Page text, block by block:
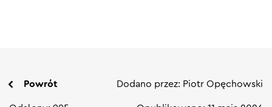
Powrót Dodano przez: Piotr Opęchowski